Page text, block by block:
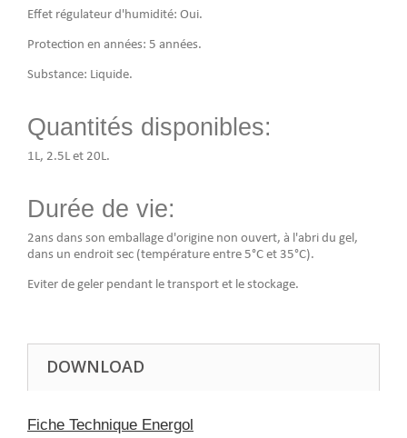
Effet régulateur d'humidité: Oui.
Protection en années: 5 années.
Substance: Liquide.
Quantités disponibles:
1L, 2.5L et 20L.
Durée de vie:
2ans dans son emballage d'origine non ouvert, à l'abri du gel,
dans un endroit sec (température entre 5°C et 35°C).
Eviter de geler pendant le transport et le stockage.
DOWNLOAD
Fiche Technique Energol